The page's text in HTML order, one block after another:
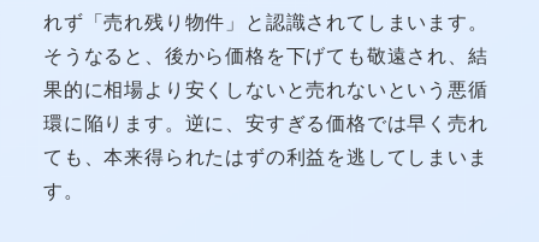
れず「売れ残り物件」と認識されてしまいます。
そうなると、後から価格を下げても敬遠され、結
果的に相場より安くしないと売れないという悪循
環に陥ります。逆に、安すぎる価格では早く売れ
ても、本来得られたはずの利益を逃してしまいま
す。